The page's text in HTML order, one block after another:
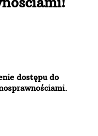
dostępu do